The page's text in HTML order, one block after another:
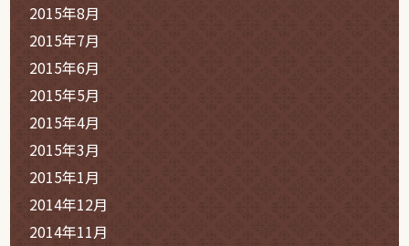
2015年8月
2015年7月
2015年6月
2015年5月
2015年4月
2015年3月
2015年1月
2014年12月
2014年11月